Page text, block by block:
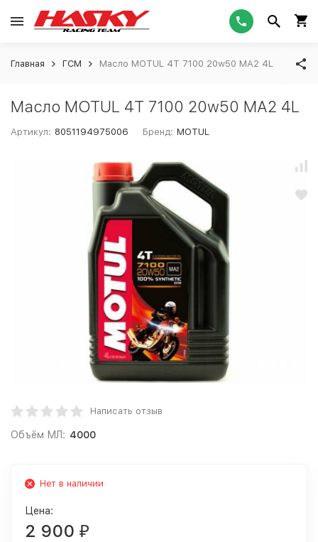
Главная ГСМ Масло MOTUL 4Т 7100 20w50 MA2 4L
Масло MOTUL 4Т 7100 20w50 MA2 4L
Артикул: 8051194975006 Бренд: MOTUL
Написать отзыв
Объём МЛ: 4000
Нет в наличии
Цена:
2 900 ₽